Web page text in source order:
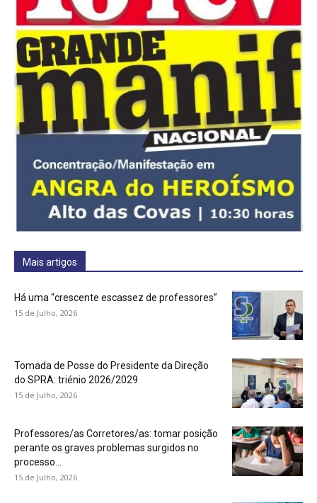
Mais artigos
Há uma “crescente escassez de professores”
15 de Julho, 2026
Tomada de Posse do Presidente da Direção
do SPRA: triénio 2026/2029
15 de Julho, 2026
Professores/as Corretores/as: tomar posição
perante os graves problemas surgidos no
processo...
15 de Julho, 2026